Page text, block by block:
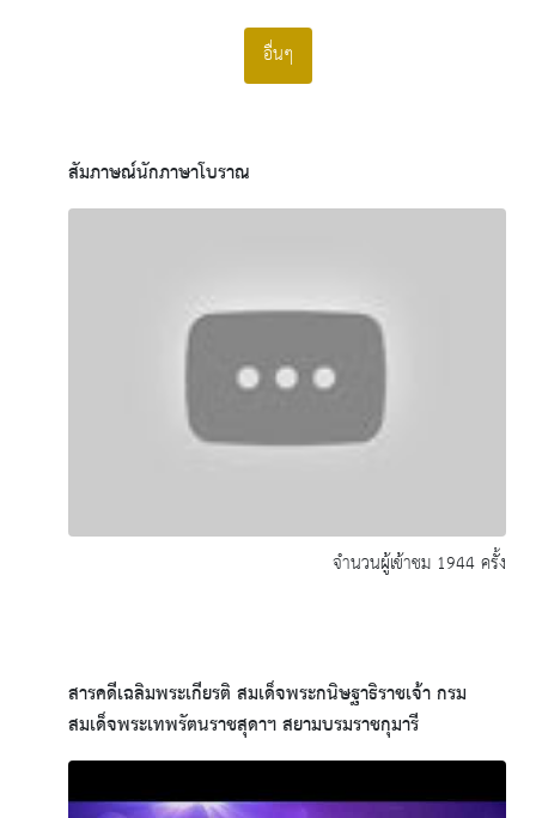
อื่นๆ
สัมภาษณ์นักภาษาโบราณ
จำนวนผู้เข้าชม 1944 ครั้ง
สารคดีเฉลิมพระเกียรติ สมเด็จพระกนิษฐาธิราชเจ้า กรม
สมเด็จพระเทพรัตนราชสุดาฯ สยามบรมราชกุมารี